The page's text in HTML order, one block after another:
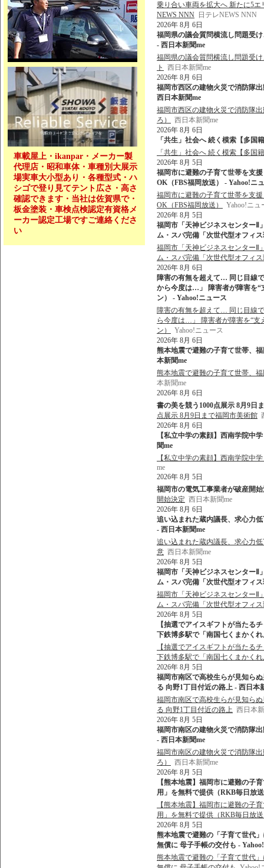
車載屋上・ikanpar・メーカー製
代理店・昭和車体・車種別大展示
場実車大小型あり・各種型式・ハ
シゴで登り見てテント広さ・高さ
確認できます・当社は佐賀県で・
板金塗装・車検点検認定有資格メ
ーカー認定工場ですご連絡くださ
い
乗り合い車両を拡大へ 新たに5エ
NEWS NNN 日テレNEWS NNN
2026年 8月 6日
福岡県の議会質問横流し問題受
- 西日本新聞me
福岡県の議会質問横流し問題受
ト
西日本新聞me
2026年 8月 6日
福岡市西区の建物火災で消防隊
西日本新聞me
福岡市西区の建物火災で消防隊
ろ）
西日本新聞me
2026年 8月 6日
「共生」社会へ 続く模索【多国
「共生」社会へ 続く模索【多国
2026年 8月 5日
福岡市に避難の子育て世帯を支
OK（FBS福岡放送） - Yahoo!ニ
福岡市に避難の子育て世帯を支
OK（FBS福岡放送）
Yahoo!ニュ
2026年 8月 5日
福岡市「天神ビジネスセンター
ム・スパ完備「次世代型オフィ
福岡市「天神ビジネスセンター
ム・スパ完備「次世代型オフィ
2026年 8月 6日
障害の有無を超えて… 同じ目線
から今度は…」 障害者が障害を“
ン） - Yahoo!ニュース
障害の有無を超えて… 同じ目線
ら今度は…」 障害者が障害を“支
ン）
Yahoo!ニュース
2026年 8月 6日
熊本地震で避難の子育て世帯、
本新聞me
熊本地震で避難の子育て世帯、
本新聞me
2026年 8月 6日
書の美を競う1000点展示 8月9日
点展示 8月9日まで福岡市美術館
2026年 8月 6日
【私立中学の素顔】西南学院中
聞me
【私立中学の素顔】西南学院中
me
2026年 8月 5日
福岡市の電気工事業者が破産開
開始決定 西日本新聞me
2026年 8月 6日
追い込まれた蔵内議長、求心力
- 西日本新聞me
追い込まれた蔵内議長、求心力
意 西日本新聞me
2026年 8月 5日
福岡市「天神ビジネスセンター
ム・スパ完備「次世代型オフィ
福岡市「天神ビジネスセンター
ム・スパ完備「次世代型オフィ
2026年 8月 5日
【抽選でアイスギフトが当たる
下鉄博多駅で「南国七くまかく
【抽選でアイスギフトが当たる
下鉄博多駅で「南国七くまかく
2026年 8月 5日
福岡市南区で高校生らが見知ら
る 向野1丁目付近の路上 - 西日本
福岡市南区で高校生らが見知ら
る 向野1丁目付近の路上 西日本
2026年 8月 5日
福岡市南区の建物火災で消防隊
- 西日本新聞me
福岡市南区の建物火災で消防隊
ろ）
西日本新聞me
2026年 8月 5日
【熊本地震】福岡市に避難の子
用」を無料で提供（RKB毎日放
【熊本地震】福岡市に避難の子
用」を無料で提供（RKB毎日放
2026年 8月 5日
熊本地震で避難の「子育て世代
無償に 母子手帳の交付も -
熊本地震で避難の「子育て世代